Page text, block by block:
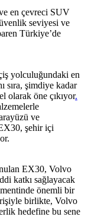
en çevreci SUV
seviyesi ve
Türkiye’de
yolculuğundaki en
sıra, şimdiye kadar
olarak öne çıkıyor.
ve
şehir içi
EX30, Volvo
katkı sağlayacak
önemli bir
birlikte, Volvo
hedefine bu sene